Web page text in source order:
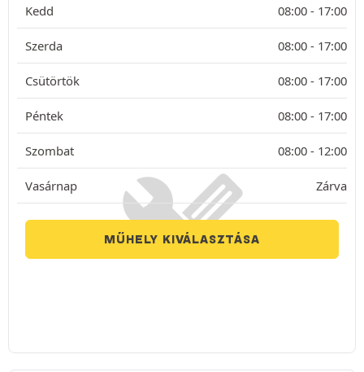
Kedd 08:00 - 17:00
Szerda 08:00 - 17:00
Csütörtök 08:00 - 17:00
Péntek 08:00 - 17:00
Szombat 08:00 - 12:00
Vasárnap Zárva
MŰHELY KIVÁLASZTÁSA